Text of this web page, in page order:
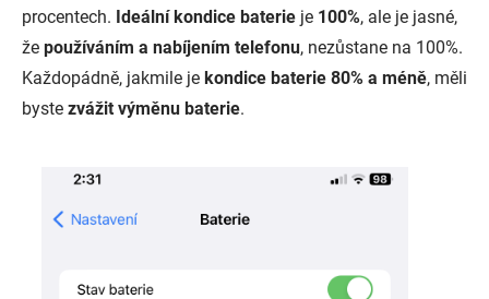
procentech. Ideální kondice baterie je 100%, ale je jasné,
že používáním a nabíjením telefonu, nezůstane na 100%.
Každopádně, jakmile je kondice baterie 80% a méně, měli
byste zvážit výměnu baterie.